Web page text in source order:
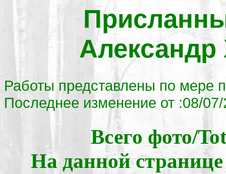
Работы представлены по мере
Последнее изменение от :08/
Всего фото/
На данной